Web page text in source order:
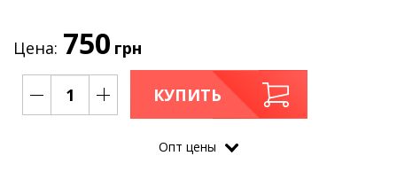
Цена: 750 грн
КУПИТЬ
Опт цены